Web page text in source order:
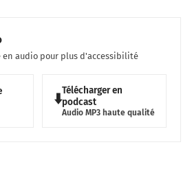
en audio pour plus d'accessibilité
⬇️
Télécharger en
podcast
Audio MP3 haute qualité